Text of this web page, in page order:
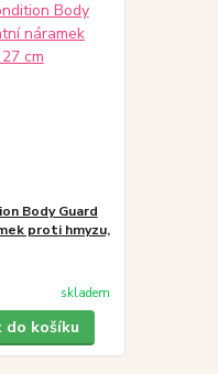
Body Guard
proti hmyzu,
skladem
do košíku